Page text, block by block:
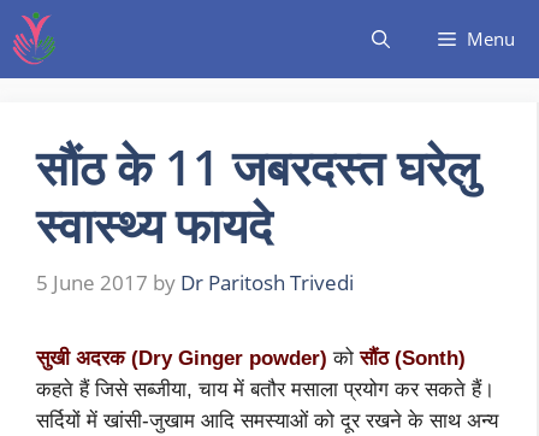
Menu
सौंठ के 11 जबरदस्त घरेलु
स्वास्थ्य फायदे
5 June 2017 by Dr Paritosh Trivedi
सुखी अदरक (Dry Ginger powder) कोसौंठ (Sonth)
कहते हैं जिसे सब्जीया, चाय में बतौर मसाला प्रयोग कर सकते हैं।
सर्दियों में खांसी-जुखाम आदि समस्याओं को दूर रखने के साथ अन्य